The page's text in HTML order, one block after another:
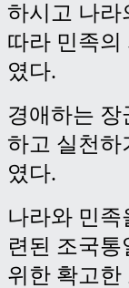
하시고 나라
따라 민족
였다.
경애하는 장
하고 실천
였다.
나라와 민
련된 조국
위한 확고한